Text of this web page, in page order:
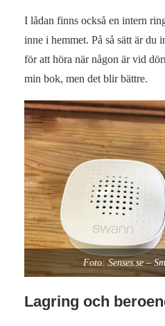
I lådan finns också en intern
inne i hemmet. På så sätt är du
för att höra när någon är vid
min bok, men det blir bättre.
Foto: Senses.se –
Lagring och